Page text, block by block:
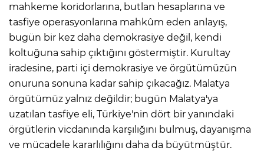
mahkeme koridorlarına, butlan hesaplarına ve
tasfiye operasyonlarına mahkûm eden anlayış,
bugün bir kez daha demokrasiye değil, kendi
koltuğuna sahip çıktığını göstermiştir. Kurultay
iradesine, parti içi demokrasiye ve örgütümüzün
onuruna sonuna kadar sahip çıkacağız. Malatya
örgütümüz yalnız değildir; bugün Malatya'ya
uzatılan tasfiye eli, Türkiye'nin dört bir yanındaki
örgütlerin vicdanında karşılığını bulmuş, dayanışma
ve mücadele kararlılığını daha da büyütmüştür.